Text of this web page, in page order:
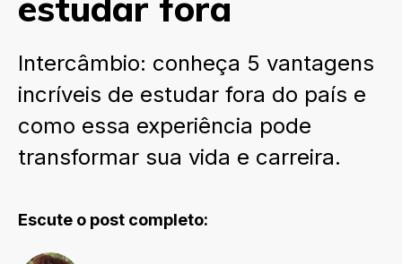
Intercâmbio: conheça 5 vantagens
incríveis de estudar fora do país e
como essa experiência pode
transformar sua vida e carreira.
Escute o post completo: